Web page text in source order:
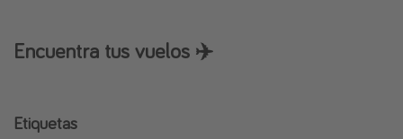
Encuentra tus vuelos ✈️
Etiquetas